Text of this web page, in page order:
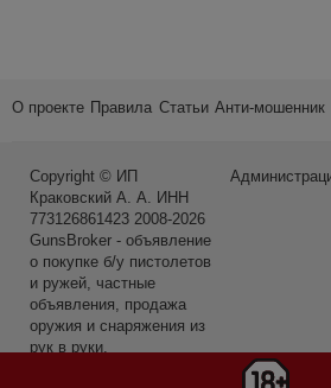
О проекте Правила Статьи Анти-мошенник
Copyright © ИП
Краковский А. А. ИНН
773126861423 2008-2026
GunsBroker - объявление
о покупке б/у пистолетов
и ружей, частные
объявления, продажа
оружия и снаряжения из
рук в руки.